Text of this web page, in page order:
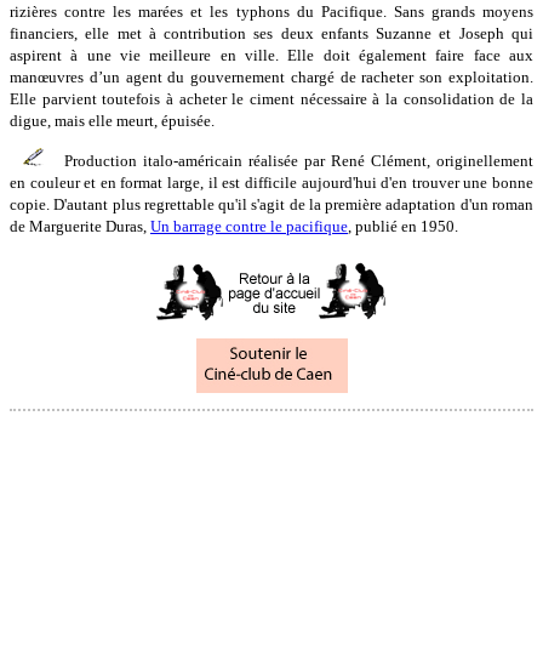
rizières contre les marées et les typhons du Pacifique. Sans grands moyens
financiers, elle met à contribution ses deux enfants Suzanne et Joseph qui
aspirent à une vie meilleure en ville. Elle doit également faire face aux
manœuvres d’un agent du gouvernement chargé de racheter son exploitation.
Elle parvient toutefois à acheter le ciment nécessaire à la consolidation de la
digue, mais elle meurt, épuisée.
Production italo-américain réalisée par René Clément, originellement
en couleur et en format large, il est difficile aujourd'hui d'en trouver une bonne
copie. D'autant plus regrettable qu'il s'agit de la première adaptation d'un roman
de Marguerite Duras, Un barrage contre le pacifique, publié en 1950.